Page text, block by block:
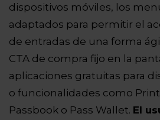
dispositivos móviles, los
adaptados para permitir el
de entradas de una forma
CTA de compra fijo en la
aplicaciones gratuitas para
o funcionalidades como
Passbook o Pass Wallet. El